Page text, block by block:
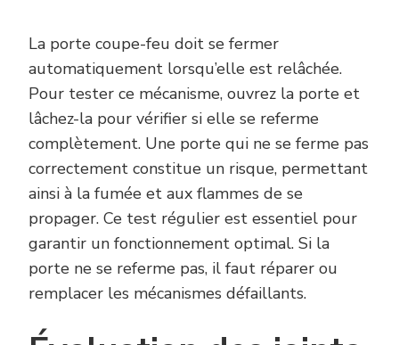
La porte coupe-feu doit se fermer
automatiquement lorsqu’elle est relâchée.
Pour tester ce mécanisme, ouvrez la porte et
lâchez-la pour vérifier si elle se referme
complètement. Une porte qui ne se ferme pas
correctement constitue un risque, permettant
ainsi à la fumée et aux flammes de se
propager. Ce test régulier est essentiel pour
garantir un fonctionnement optimal. Si la
porte ne se referme pas, il faut réparer ou
remplacer les mécanismes défaillants.